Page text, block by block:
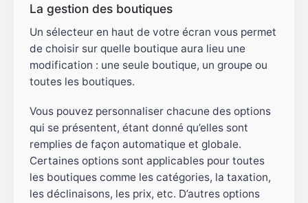
La gestion des boutiques
Un sélecteur en haut de votre écran vous permet
de choisir sur quelle boutique aura lieu une
modification : une seule boutique, un groupe ou
toutes les boutiques.
Vous pouvez personnaliser chacune des options
qui se présentent, étant donné qu’elles sont
remplies de façon automatique et globale.
Certaines options sont applicables pour toutes
les boutiques comme les catégories, la taxation,
les déclinaisons, les prix, etc. D’autres options